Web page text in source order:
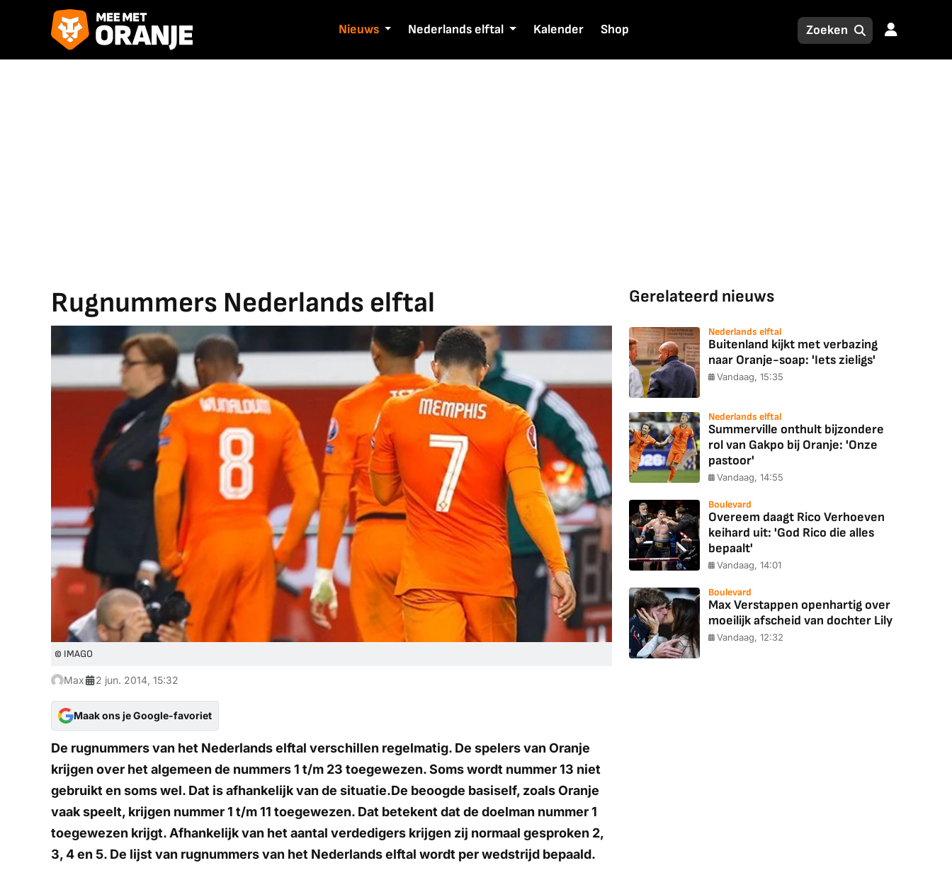
Nieuws Nederlands elftal Kalender Shop
Rugnummers Nederlands elftal
© IMAGO
Max 2 jun. 2014, 15:32
Maak ons je Google-favoriet
De rugnummers van het Nederlands elftal verschillen regelmatig. De spelers van Oranje
krijgen over het algemeen de nummers 1 t/m 23 toegewezen. Soms wordt nummer 13 niet
gebruikt en soms wel. Dat is afhankelijk van de situatie.De beoogde basiself, zoals Oranje
vaak speelt, krijgen nummer 1 t/m 11 toegewezen. Dat betekent dat de doelman nummer 1
toegewezen krijgt. Afhankelijk van het aantal verdedigers krijgen zij normaal gesproken 2,
3, 4 en 5. De lijst van rugnummers van het Nederlands elftal wordt per wedstrijd bepaald.
Gerelateerd nieuws
Nederlands elftal
Buitenland kijkt met verbazing
naar Oranje-soap: 'Iets zieligs'
Vandaag, 15:35
Nederlands elftal
Summerville onthult bijzondere
rol van Gakpo bij Oranje: 'Onze
pastoor'
Vandaag, 14:55
Boulevard
Overeem daagt Rico Verhoeven
keihard uit: 'God Rico die alles
bepaalt'
Vandaag, 14:01
Boulevard
Max Verstappen openhartig over
moeilijk afscheid van dochter Lily
Vandaag, 12:32